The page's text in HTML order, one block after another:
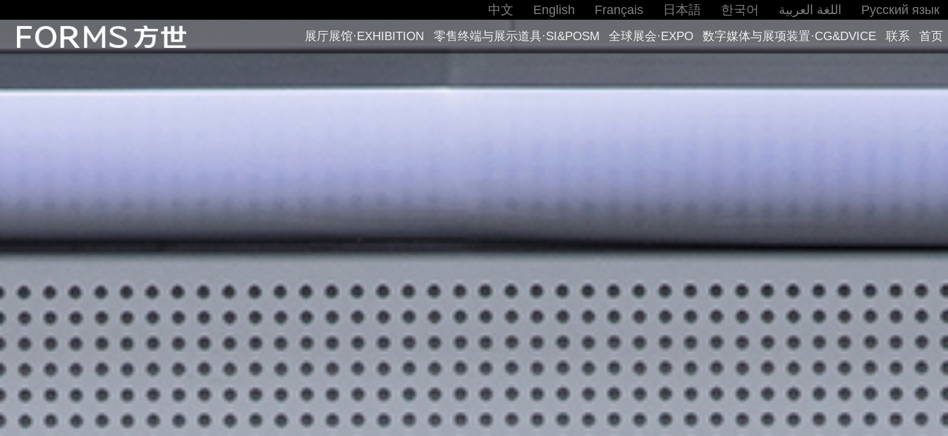
中文 English Français 日本語 한국어 اللغة العربية Русский язык
展厅展馆·EXHIBITION 零售终端与展示道具·SI&POSM 全球展会·EXPO 数字媒体与展项装置·CG&DVICE 联系 首页
联系